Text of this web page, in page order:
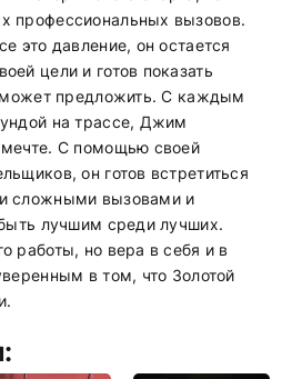
профессиональных вызовов.
это давление, он остается
цели и готов показать
может предложить. С каждым
на трассе, Джим
С помощью своей
он готов встретиться
сложными вызовами и
лучшим среди лучших.
работы, но вера в себя и в
в том, что Золотой